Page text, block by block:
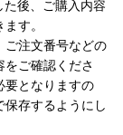
後、ご購入内容
す。
注文番号などの
ご確認くださ
要となりますの
存するようにし